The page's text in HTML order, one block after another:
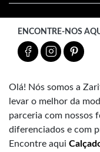
ENCONTRE-NOS
Olá! Nós somos a
levar o melhor da
parceria com nossos
diferenciados e com
Encontre aqui